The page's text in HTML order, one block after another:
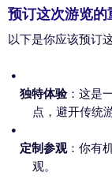
This website
We use cookies
experience,
预订这次游览的
以下是你应该预订
独特体验：这是
点，避开传统
定制参观：你有
观。